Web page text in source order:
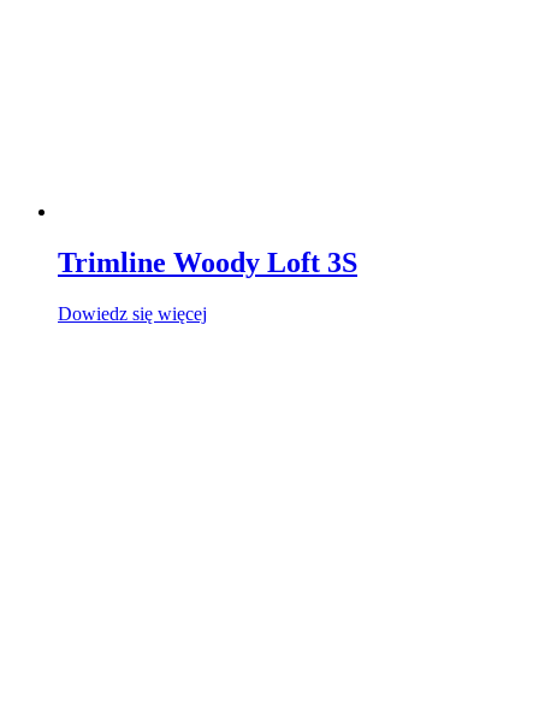
Trimline Woody Loft 3S
Dowiedz się więcej